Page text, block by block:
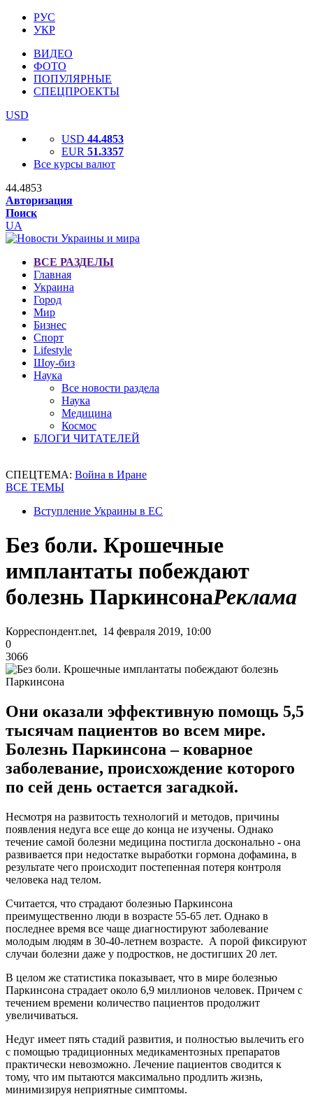
РУС
УКР
ВИДЕО
ФОТО
ПОПУЛЯРНЫЕ
СПЕЦПРОЕКТЫ
USD
USD 44.4853
EUR 51.3357
Все курсы валют
44.4853
Авторизация
Поиск
UA
ВСЕ РАЗДЕЛЫ
Главная
Украина
Город
Мир
Бизнес
Спорт
Lifestyle
Шоу-биз
Наука
Все новости раздела
Наука
Медицина
Космос
БЛОГИ ЧИТАТЕЛЕЙ
СПЕЦТЕМА: Война в Иране
ВСЕ ТЕМЫ
Вступление Украины в ЕС
Без боли. Крошечные
имплантаты побеждают
болезнь ПаркинсонаРеклама
Корреспондент.net, 14 февраля 2019, 10:00
0
3066
Они оказали эффективную помощь 5,5
тысячам пациентов во всем мире.
Болезнь Паркинсона – коварное
заболевание, происхождение которого
по сей день остается загадкой.
Несмотря на развитость технологий и методов, причины
появления недуга все еще до конца не изучены. Однако
течение самой болезни медицина постигла досконально - она
развивается при недостатке выработки гормона дофамина, в
результате чего происходит постепенная потеря контроля
человека над телом.
Считается, что страдают болезнью Паркинсона
преимущественно люди в возрасте 55-65 лет. Однако в
последнее время все чаще диагностируют заболевание
молодым людям в 30-40-летнем возрасте. А порой фиксируют
случаи болезни даже у подростков, не достигших 20 лет.
В целом же статистика показывает, что в мире болезнью
Паркинсона страдает около 6,9 миллионов человек. Причем с
течением времени количество пациентов продолжит
увеличиваться.
Недуг имеет пять стадий развития, и полностью вылечить его
с помощью традиционных медикаментозных препаратов
практически невозможно. Лечение пациентов сводится к
тому, что им пытаются максимально продлить жизнь,
минимизируя неприятные симптомы.